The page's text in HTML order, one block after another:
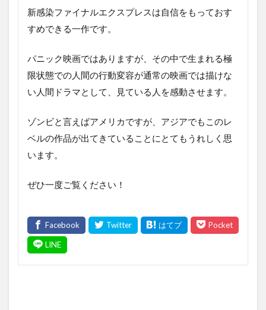
新感染ファイナルエクスプレスは自信をもっておす
すめできる一作です。
パニック映画ではありますが、その中で生まれる極
限状態での人間の行動変容が通常の映画では描けな
い人間ドラマとして、見ている人を感動させます。
ゾンビと言えばアメリカですが、アジアでもこのレ
ベルの作品が出てきていることにとてもうれしく思
います。
ぜひ一度ご覧ください！